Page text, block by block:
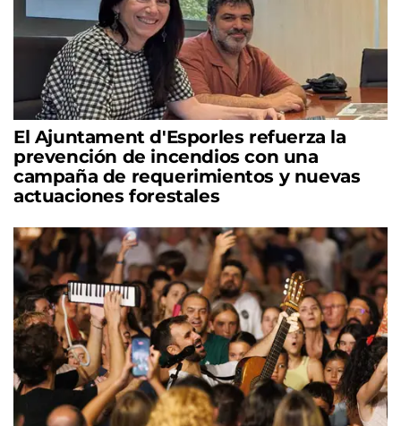
El Ajuntament d'Esporles refuerza la
prevención de incendios con una
campaña de requerimientos y nuevas
actuaciones forestales